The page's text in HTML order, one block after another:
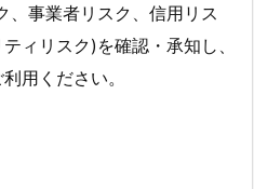
、事業者リスク、信用リス
ィリスク)を確認・承知し、
用ください。